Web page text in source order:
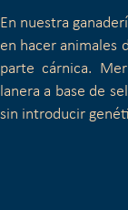
En nuestra
en hacer animales
parte cárnica.
lanera a base de
sin introducir